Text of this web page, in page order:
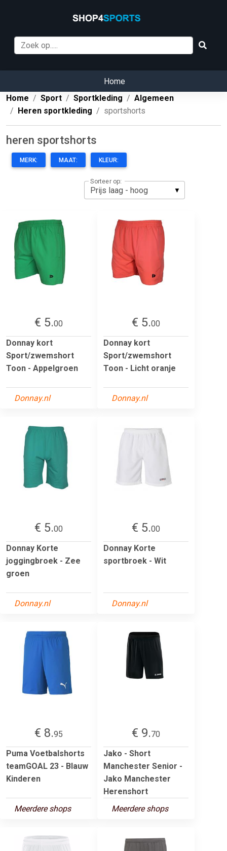
Home
Home
Sport Sportkleding
Algemeen
Heren sportkleding
sportshorts
heren sportshorts
MERK: MAAT: KLEUR:
Sorteer op:
€ 5.00
Donnay kort
Sport/zwemshort
Toon - Appelgroen
Donnay.nl
€ 5.00
Donnay kort
Sport/zwemshort
Toon - Licht oranje
Donnay.nl
€ 5.00
Donnay Korte
joggingbroek - Zee
groen
Donnay.nl
€ 5.00
Donnay Korte
sportbroek - Wit
Donnay.nl
€ 8.95
Puma Voetbalshorts
teamGOAL 23 - Blauw
Kinderen
Meerdere shops
€ 9.70
Jako - Short
Manchester Senior -
Jako Manchester
Herenshort
Meerdere shops